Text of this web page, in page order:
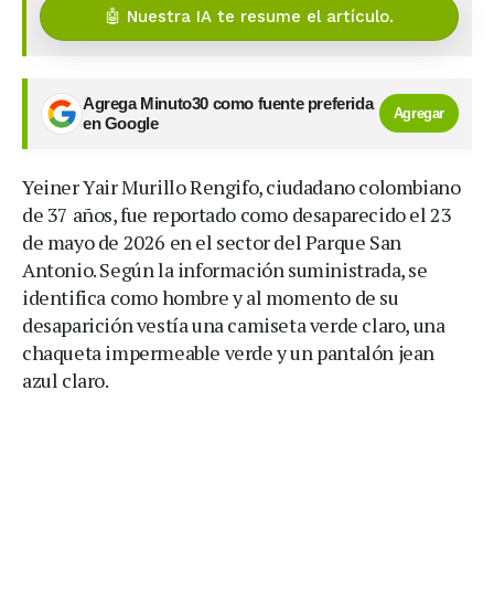
🤖 Nuestra IA te resume el artículo.
Agrega Minuto30 como fuente preferida
en Google
Agregar
Yeiner Yair Murillo Rengifo, ciudadano colombiano
de 37 años, fue reportado como desaparecido el 23
de mayo de 2026 en el sector del Parque San
Antonio. Según la información suministrada, se
identifica como hombre y al momento de su
desaparición vestía una camiseta verde claro, una
chaqueta impermeable verde y un pantalón jean
azul claro.